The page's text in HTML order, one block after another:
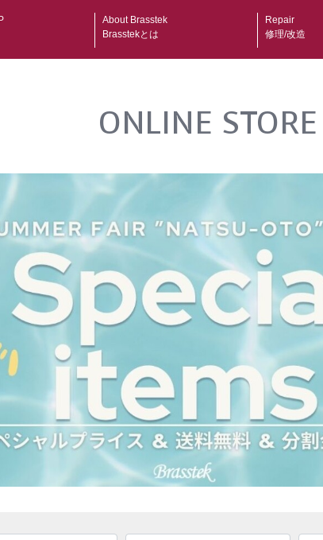
About Brasstek
Brasstekとは
Repair
修理/改造
ONLINE STORE